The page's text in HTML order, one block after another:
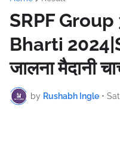
SRPF
Bharti
जालना मैदानी
by Rushabh Ingle •